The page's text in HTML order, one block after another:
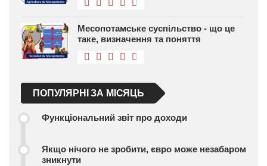
Месопотамське суспільство - що це
таке, визначення та поняття
ПОПУЛЯРНІ ЗА МІСЯЦЬ
Функціональний звіт про доходи
Якщо нічого не зробити, євро може незабаром
зникнути